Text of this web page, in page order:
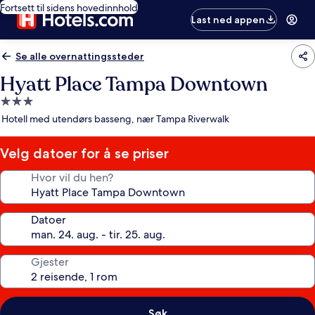
Fortsett til sidens hovedinnhold
Last ned appen
Se alle overnattingssteder
Hyatt Place Tampa Downtown
Overnattingssted
med
stjerner
Hotell med utendørs basseng, nær Tampa Riverwalk
Velg datoer for å se priser
Hvor vil du hen?
Datoer
Gjester